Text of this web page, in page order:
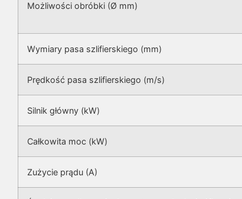
Możliwości obróbki (Ø mm)
Wymiary pasa szlifierskiego (mm)
Prędkość pasa szlifierskiego (m/s)
Silnik główny (kW)
Całkowita moc (kW)
Zużycie prądu (A)